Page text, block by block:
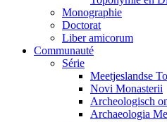
Monographie
Doctorat
Liber amicorum
Communauté
Série
Meetjeslandse
Novi Monasterii
Archeologisch
Archaeologia